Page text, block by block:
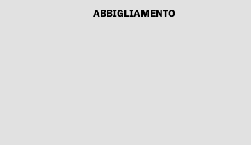
ABBIGLIAMENTO